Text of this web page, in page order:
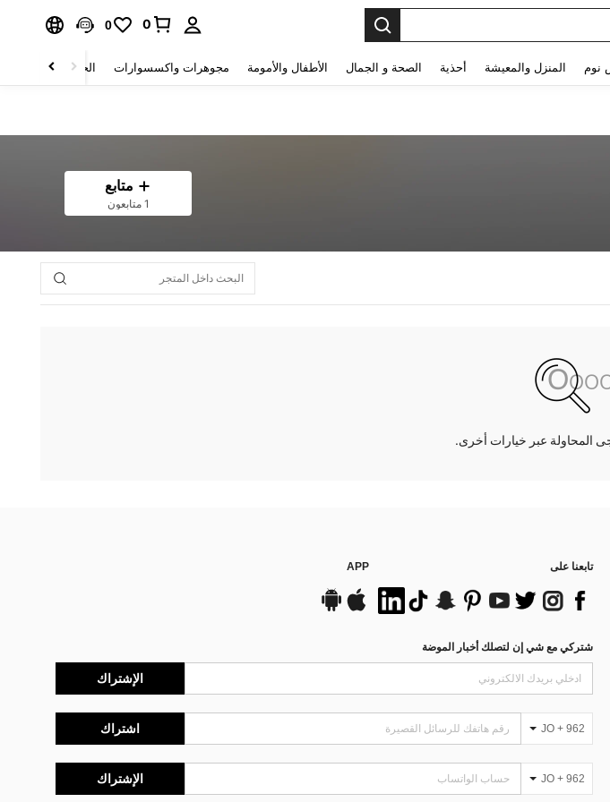
0
0
نوم المنزل والمعيشة أحذية الصحة و الجمال الأطفال والأمومة مجوهرات واكسسوارات الحقائب والأمتعة
متابع
1 متابعون
المحاولة عبر خيارات أخرى.
تابعنا على APP
شتركي مع شي إن لتصلك أخبار الموضة
الإشتراك
JO + 962 اشتراك
JO + 962 الإشتراك